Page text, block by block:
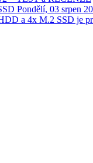
Pondělí, 03 srpen
a 4x M.2 SSD je